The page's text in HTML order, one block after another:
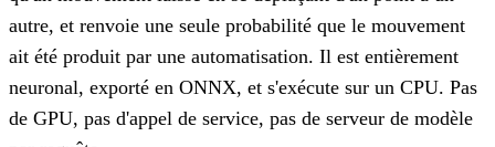
autre, et renvoie une seule probabilité que le mouvement
ait été produit par une automatisation. Il est entièrement
neuronal, exporté en ONNX, et s'exécute sur un CPU. Pas
de GPU, pas d'appel de service, pas de serveur de modèle